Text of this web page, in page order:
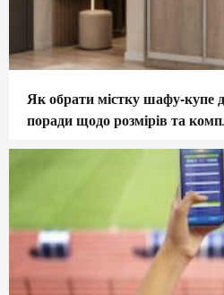
Як обрати містку шафу-купе
поради щодо розмірів та